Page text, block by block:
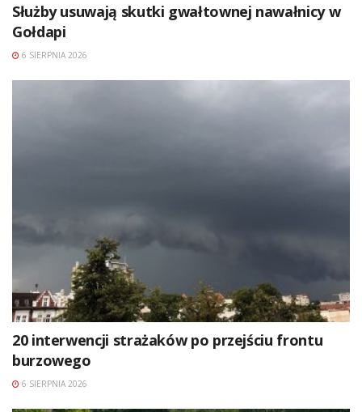
Służby usuwają skutki gwałtownej nawałnicy w
Gołdapi
6 SIERPNIA 2026
20 interwencji strażaków po przejściu frontu
burzowego
6 SIERPNIA 2026